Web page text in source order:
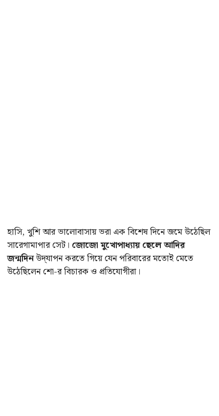
হাসি, খুশি আর ভালোবাসায় ভরা এক বিশেষ দিনে জমে উঠেছিল
সারেগামাপার সেট। জোজো মুখোপাধ্যায় ছেলে আদির
জন্মদিনউদ্‌যাপন করতে গিয়ে যেন পরিবারের মতোই মেতে
উঠেছিলেন শো-র বিচারক ও প্রতিযোগীরা।